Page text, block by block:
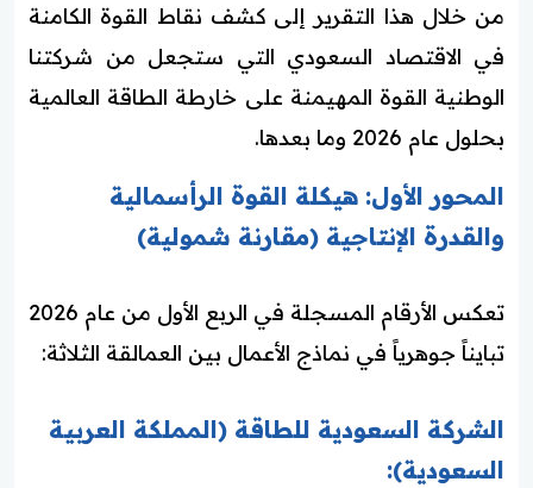
من خلال هذا التقرير إلى كشف نقاط القوة الكامنة
في الاقتصاد السعودي التي ستجعل من شركتنا
الوطنية القوة المهيمنة على خارطة الطاقة العالمية
بحلول عام 2026 وما بعدها.
المحور الأول: هيكلة القوة الرأسمالية
والقدرة الإنتاجية (مقارنة شمولية)
تعكس الأرقام المسجلة في الربع الأول من عام 2026
تبايناً جوهرياً في نماذج الأعمال بين العمالقة الثلاثة:
الشركة السعودية للطاقة (المملكة العربية
السعودية):